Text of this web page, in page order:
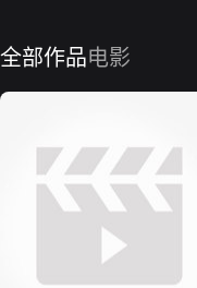
全部作品电影